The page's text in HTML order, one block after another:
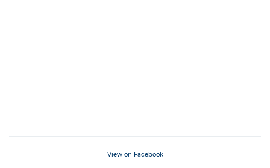
View on Facebook